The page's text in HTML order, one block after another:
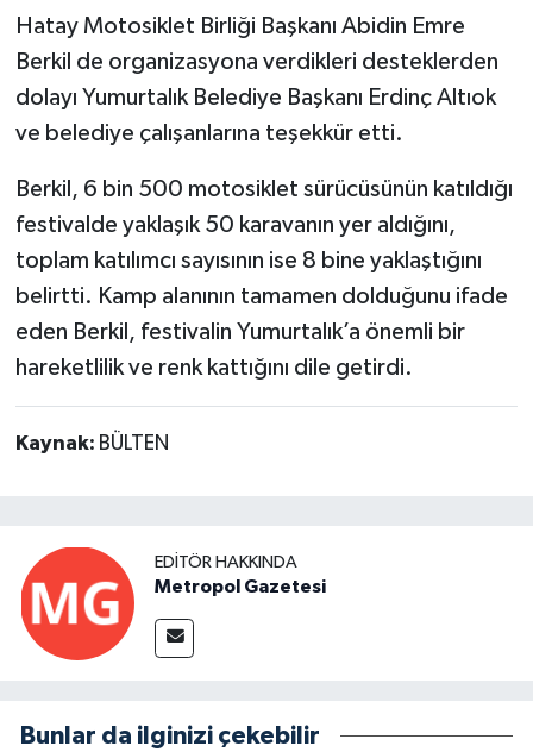
Hatay Motosiklet Birliği Başkanı Abidin Emre
Berkil de organizasyona verdikleri desteklerden
dolayı Yumurtalık Belediye Başkanı Erdinç Altıok
ve belediye çalışanlarına teşekkür etti.
Berkil, 6 bin 500 motosiklet sürücüsünün katıldığı
festivalde yaklaşık 50 karavanın yer aldığını,
toplam katılımcı sayısının ise 8 bine yaklaştığını
belirtti. Kamp alanının tamamen dolduğunu ifade
eden Berkil, festivalin Yumurtalık’a önemli bir
hareketlilik ve renk kattığını dile getirdi.
Kaynak: BÜLTEN
EDITÖR HAKKINDA
Metropol Gazetesi
Bunlar da ilginizi çekebilir